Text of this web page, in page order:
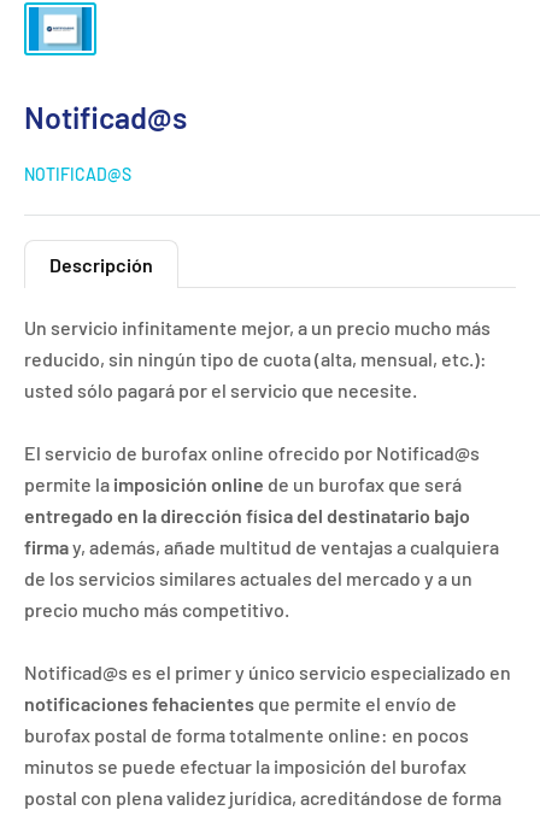
Notificad@s
NOTIFICAD@S
Descripción
Un servicio infinitamente mejor, a un precio mucho más
reducido, sin ningún tipo de cuota (alta, mensual, etc.):
usted sólo pagará por el servicio que necesite.
El servicio de burofax online ofrecido por Notificad@s
permite la imposición online de un burofax que será
entregado en la dirección física del destinatario bajo
firmay, además, añade multitud de ventajas a cualquiera
de los servicios similares actuales del mercado y a un
precio mucho más competitivo.
Notificad@s es el primer y único servicio especializado en
notificaciones fehacientes que permite el envío de
burofax postal de forma totalmente online: en pocos
minutos se puede efectuar la imposición del burofax
postal con plena validez jurídica, acreditándose de forma